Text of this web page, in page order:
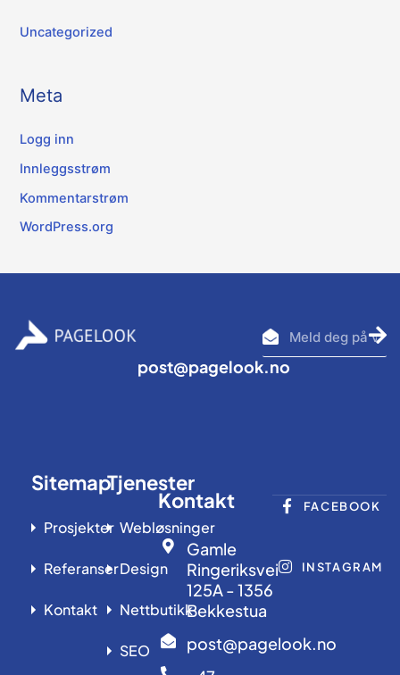
Uncategorized
Meta
Logg inn
Innleggsstrøm
Kommentarstrøm
WordPress.org
post@pagelook.no
inn
Kontakt
Gamle
Ringeriksvei
125A - 1356
Bekkestua
post@pagelook.no
Sitemap
Prosjekter
Referanser
Kontakt
Tjenester
Webløsninger
Design
Nettbutikk
SEO
FACEBOOK
INSTAGRAM